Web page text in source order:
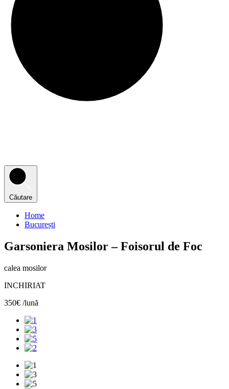
Căutare
Home
București
Garsoniera Mosilor – Foisorul de Foc
calea mosilor
INCHIRIAT
350€ /lună